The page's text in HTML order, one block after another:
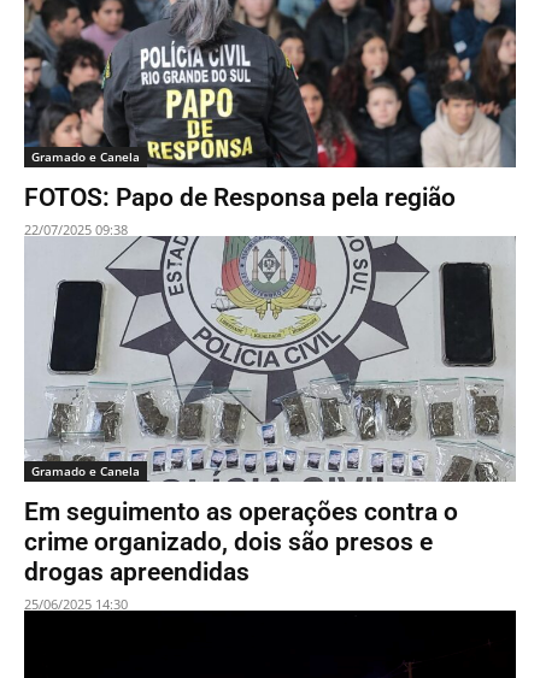
Gramado e Canela
FOTOS: Papo de Responsa pela região
22/07/2025 09:38
Gramado e Canela
Em seguimento as operações contra o
crime organizado, dois são presos e
drogas apreendidas
25/06/2025 14:30